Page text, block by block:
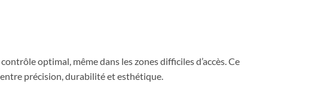
optimal, même dans les zones difficiles d’accès. Ce
précision, durabilité et esthétique.